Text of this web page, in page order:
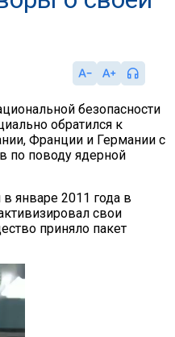
безопасности
обратился к
Франции и Германии с
по поводу ядерной
январе 2011 года в
свои
приняло пакет